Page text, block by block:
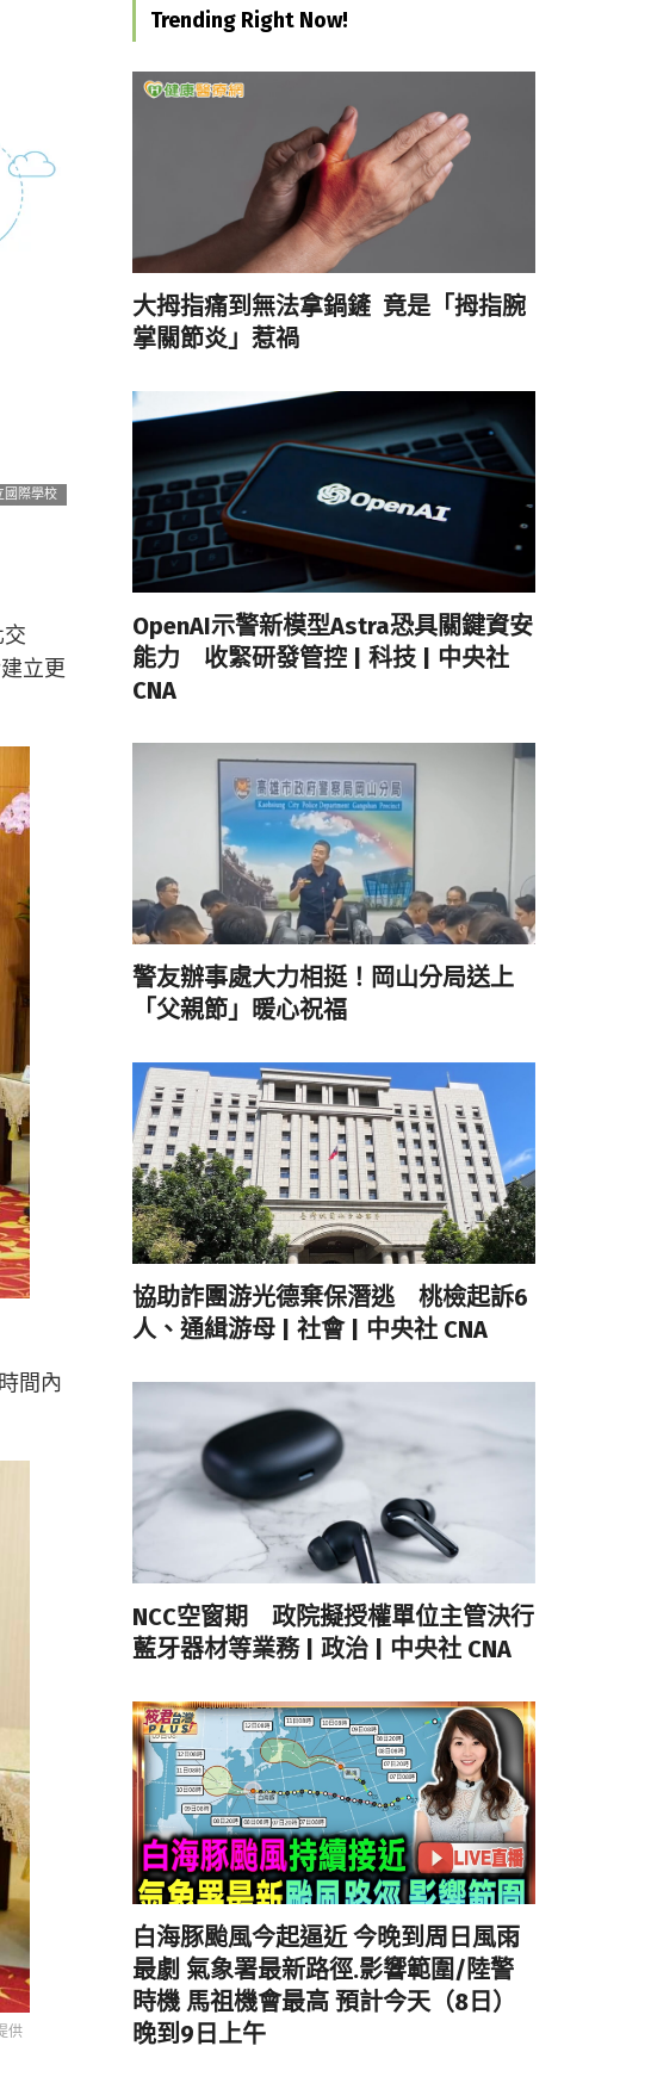
國際學校
立更
間內
供
Trending Right Now!
大拇指痛到無法拿鍋鏟 竟是「拇指腕
掌關節炎」惹禍
OpenAI示警新模型Astra恐具關鍵資安
能力 收緊研發管控 | 科技 | 中央社
CNA
警友辦事處大力相挺！岡山分局送上
「父親節」暖心祝福
協助詐團游光德棄保潛逃 桃檢起訴6
人、通緝游母 | 社會 | 中央社 CNA
NCC空窗期 政院擬授權單位主管決行
藍牙器材等業務 | 政治 | 中央社 CNA
白海豚颱風今起逼近 今晚到周日風雨
最劇 氣象署最新路徑.影響範圍/陸警
時機 馬祖機會最高 預計今天（8日）
晚到9日上午